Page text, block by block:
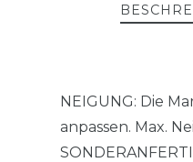
NEIGUNG: Die
anpassen. Max.